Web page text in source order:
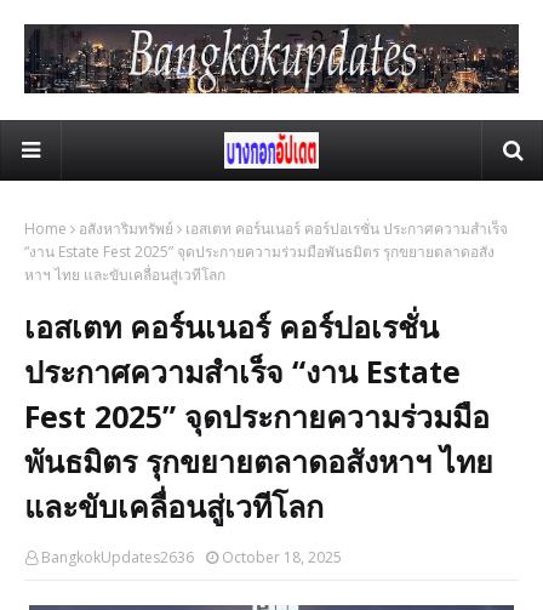
Home อสังหาริมทรัพย์
เอสเตท คอร์นเนอร์ คอร์ปอเรชั่น ประกาศความสำเร็จ
“งาน Estate Fest 2025” จุดประกายความร่วมมือพันธมิตร รุกขยายตลาดอสัง
หาฯ ไทย และขับเคลื่อนสู่เวทีโลก
เอสเตท คอร์นเนอร์ คอร์ปอเรชั่น
ประกาศความสำเร็จ “งาน Estate
Fest 2025” จุดประกายความร่วมมือ
พันธมิตร รุกขยายตลาดอสังหาฯ ไทย
และขับเคลื่อนสู่เวทีโลก
BangkokUpdates2636 October 18, 2025